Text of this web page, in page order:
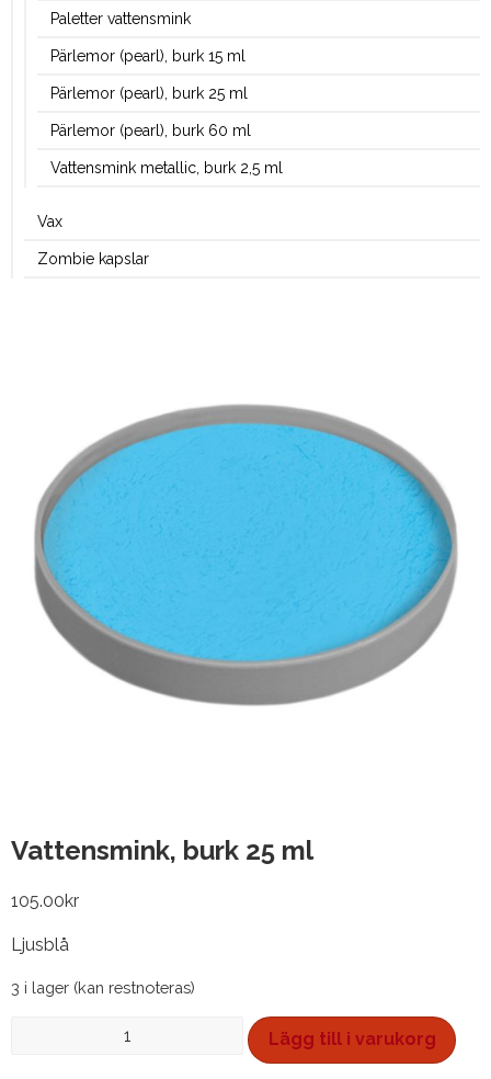
Paletter vattensmink
Pärlemor (pearl), burk 15 ml
Pärlemor (pearl), burk 25 ml
Pärlemor (pearl), burk 60 ml
Vattensmink metallic, burk 2,5 ml
Vax
Zombie kapslar
Vattensmink, burk 25 ml
105.00kr
Ljusblå
3 i lager (kan restnoteras)
Lägg till i varukorg